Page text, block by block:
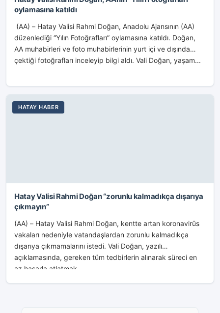
oylamasına katıldı
(AA) – Hatay Valisi Rahmi Doğan, Anadolu Ajansının (AA)
düzenlediği “Yılın Fotoğrafları” oylamasına katıldı. Doğan,
AA muhabirleri ve foto muhabirlerinin yurt içi ve dışında
çektiği fotoğrafları inceleyip bilgi aldı. Vali Doğan, yaşam...
HATAY HABER
Hatay Valisi Rahmi Doğan “zorunlu kalmadıkça dışarıya
çıkmayın”
(AA) – Hatay Valisi Rahmi Doğan, kentte artan koronavirüs
vakaları nedeniyle vatandaşlardan zorunlu kalmadıkça
dışarıya çıkmamalarını istedi. Vali Doğan, yazılı
açıklamasında, gereken tüm tedbirlerin alınarak süreci en
az hasarla atlatmak...